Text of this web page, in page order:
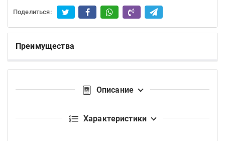
Поделиться:
Преимущества
Описание
Характеристики